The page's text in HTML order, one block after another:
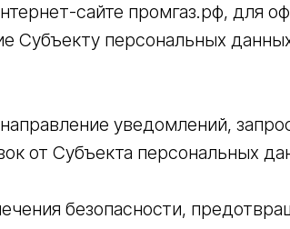
сайте промгаз.рф, для
Субъекту персональных
уведомлений,
от Субъекта персональных
безопасности,